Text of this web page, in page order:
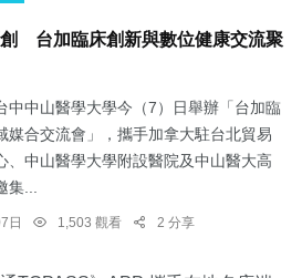
台加臨床創新與數位健康交流聚
中中山醫學大學今（7）日舉辦「台加臨
媒合交流會」，攜手加拿大駐台北貿易
、中山醫學大學附設醫院及中山醫大高
集...
日 1,503 觀看 2 分享